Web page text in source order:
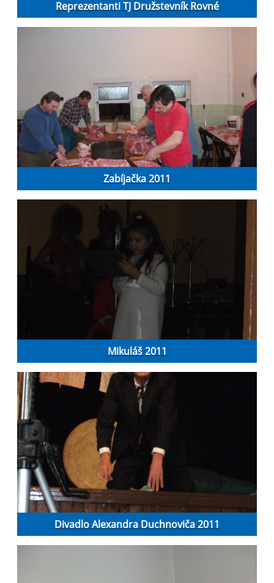
Reprezentanti TJ Družstevník Rovné
Zabíjačka 2011
Mikuláš 2011
Divadlo Alexandra Duchnoviča 2011